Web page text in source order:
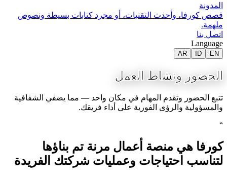
المدونة
قصص كورفا، وأحدث التقنيات، أو مجرد كتابات بسيطة ونصوص
ملهمة.
اتصل بنا
Language
EN
ID
AR
الحضور ونشاط العمل
تتبع الحضور وتقدم المهام في مكان واحد — مما يضفي الشفافية
والمسؤولية والرؤى الفورية على أداء فريقك.
“
كورفا هي منصة أعمال مرنة تم بناؤها
لتناسب احتياجات وعمليات شركتك الفريدة